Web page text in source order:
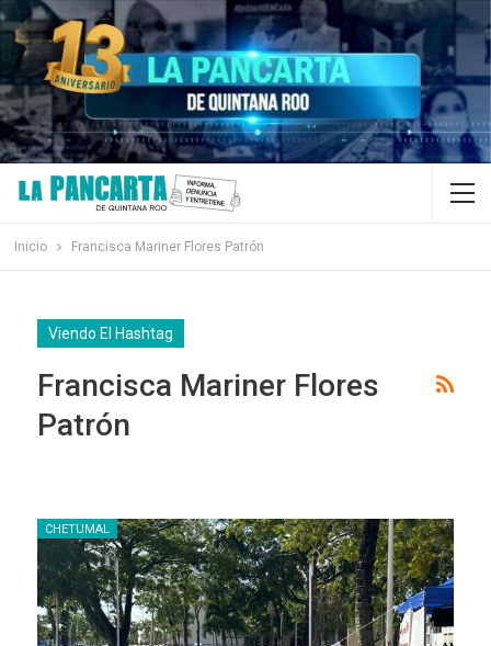
Inicio Francisca Mariner Flores Patrón
Viendo El Hashtag
Francisca Mariner Flores
Patrón
CHETUMAL